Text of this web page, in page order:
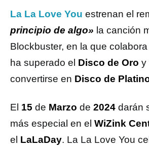
La La Love You estrenan el
principio de algo» la canción
Blockbuster, en la que colabora
ha superado el Disco de Oro y
convertirse en Disco de
El 15 de Marzo de 2024 darán
más especial en el WiZink
el LaLaDay. La La Love You